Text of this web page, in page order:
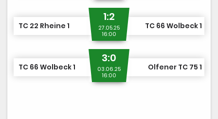
TC 22 Rheine 1
1:2
27.05.25
16:00
TC 66 Wolbeck 1
TC 66 Wolbeck 1
3:0
03.06.25
16:00
Olfener TC 75 1